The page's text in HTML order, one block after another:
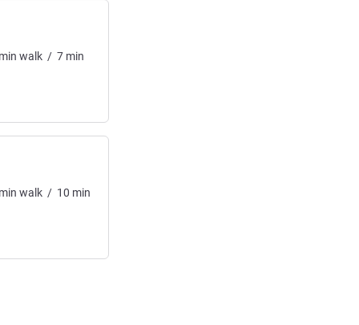
min walk / 7 min
min walk / 10 min